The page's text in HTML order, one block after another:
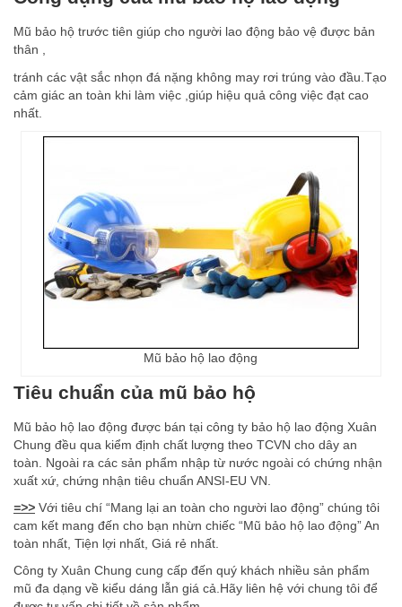
Mũ bảo hộ trước tiên giúp cho người lao động bảo vệ được bản
thân ,
tránh các vật sắc nhọn đá nặng không may rơi trúng vào đầu.Tạo
cảm giác an toàn khi làm việc ,giúp hiệu quả công việc đạt cao
nhất.
Mũ bảo hộ lao động
Tiêu chuẩn của mũ bảo hộ
Mũ bảo hộ lao động được bán tại công ty bảo hộ lao động Xuân
Chung đều qua kiểm định chất lượng theo TCVN cho dây an
toàn. Ngoài ra các sản phẩm nhập từ nước ngoài có chứng nhận
xuất xứ, chứng nhận tiêu chuẩn ANSI-EU VN.
=>> Với tiêu chí “Mang lại an toàn cho người lao động” chúng tôi
cam kết mang đến cho bạn nhừn chiếc “Mũ bảo hộ lao động” An
toàn nhất, Tiện lợi nhất, Giá rẻ nhất.
Công ty Xuân Chung cung cấp đến quý khách nhiều sản phẩm
mũ đa dạng về kiểu dáng lẫn giá cả.Hãy liên hệ với chung tôi để